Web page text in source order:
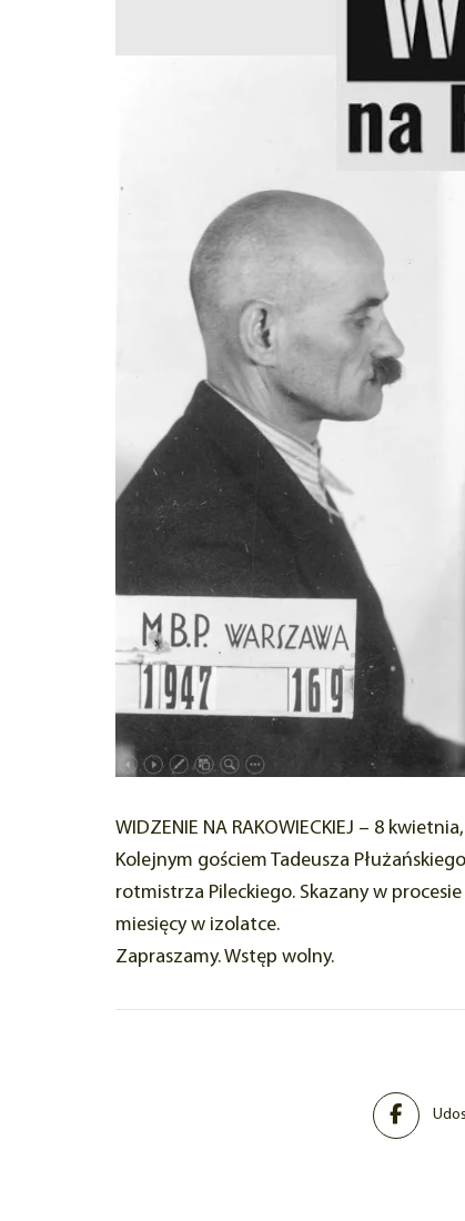
WIDZENIE NA RAKOWIECKIEJ – 8
Kolejnym gościem Tadeusza
rotmistrza Pileckiego. Skazany w
miesięcy w izolatce.
Zapraszamy. Wstęp wolny.